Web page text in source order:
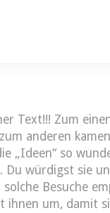
Text!!! Zum
anderen
„Ideen“ so
Du würdigst sie
solche Besuche
ihnen um, damit